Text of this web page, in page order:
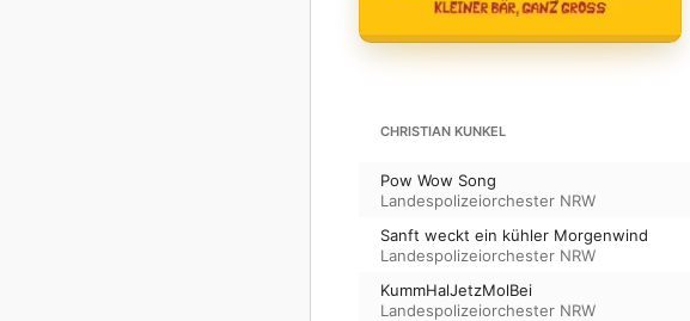
CHRISTIAN KUNKEL
Pow Wow Song
Landespolizeiorchester NRW
Sanft weckt ein kühler Morgenwind
Landespolizeiorchester NRW
KummHalJetzMolBei
Landespolizeiorchester NRW